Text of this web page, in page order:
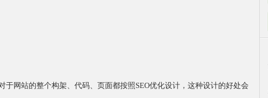
网站的整个构架、代码、页面都按照SEO优化设计，这种设计的好处会